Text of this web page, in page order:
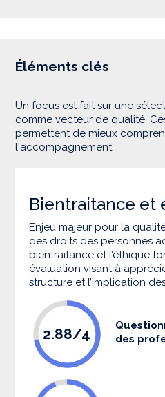
Éléments clés
Un focus est fait sur une
comme vecteur de qualité.
permettent de mieux
l'accompagnement.
Bientraitance et
Enjeu majeur pour la
des droits des personnes
bientraitance et l’éthique
évaluation visant à
structure et l’implication
2.88/4
des